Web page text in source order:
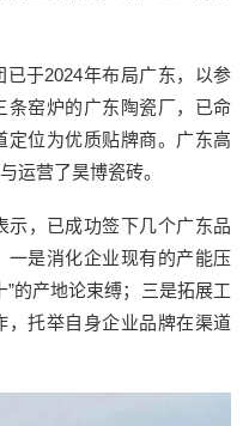
于2024年布局广东，以参
条窑炉的广东陶瓷厂，已命
定位为优质贴牌商。广东高
运营了昊博瓷砖。
示，已成功签下几个广东品
一是消化企业现有的产能压
的产地论束缚；三是拓展工
，托举自身企业品牌在渠道